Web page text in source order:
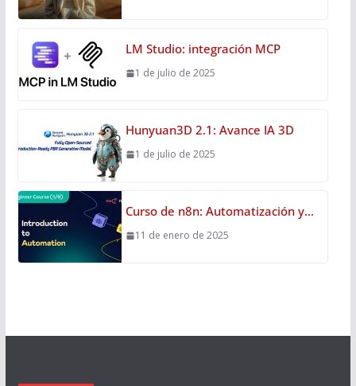
LM Studio: integración MCP
1 de julio de 2025
Hunyuan3D 2.1: Avance IA 3D
1 de julio de 2025
Curso de n8n: Automatización y…
11 de enero de 2025